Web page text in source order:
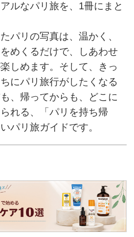
ルなパリ旅を、1冊にまと
パリの写真は、温かく、
めくるだけで、しあわせ
しめます。そして、きっ
にパリ旅行がしたくなる
、帰ってからも、どこに
れる、「パリを持ち帰
パリ旅ガイドです。